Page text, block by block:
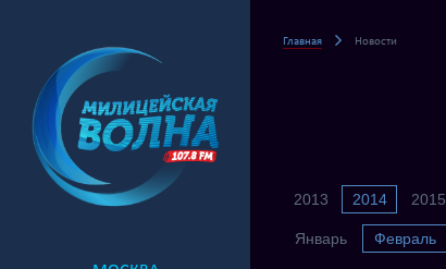
Главная Новости
2013 2014 2015
Январь Февраль